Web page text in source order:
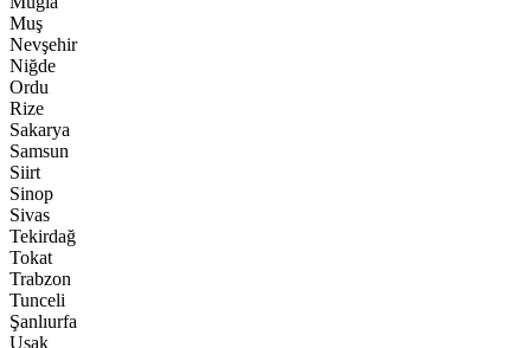
Muş
Nevşehir
Niğde
Ordu
Rize
Sakarya
Samsun
Siirt
Sinop
Sivas
Tekirdağ
Tokat
Trabzon
Tunceli
Şanlıurfa
Uşak